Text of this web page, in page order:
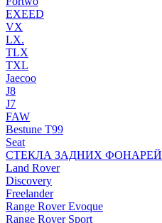
EXEED
VX
LX.
TLX
TXL
Jaecoo
J8
J7
FAW
Bestune T99
Seat
СТЕКЛА ЗАДНИХ ФОНАРЕЙ
Land Rover
Discovery
Freelander
Range Rover Evoque
Range Rover Sport